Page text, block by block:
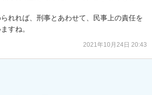
れれば、刑事とあわせて、民事上の責任を
すね。
2021年10月24日 20:43